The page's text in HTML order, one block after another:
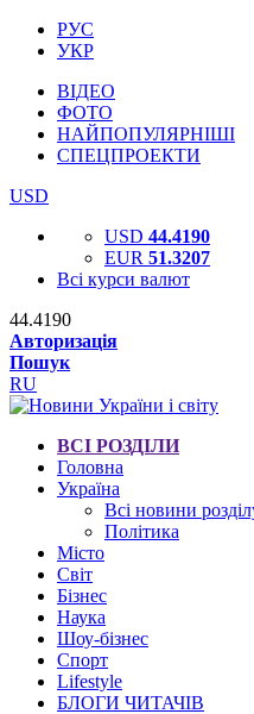
РУС
УКР
ВІДЕО
ФОТО
НАЙПОПУЛЯРНІШІ
СПЕЦПРОЕКТИ
USD
USD 44.4190
EUR 51.3207
Всі курси валют
44.4190
Авторизація
Пошук
RU
ВСІ РОЗДІЛИ
Головна
Україна
Всі новини
Політика
Місто
Світ
Бізнес
Наука
Шоу-бізнес
Спорт
Lifestyle
БЛОГИ ЧИТАЧІВ